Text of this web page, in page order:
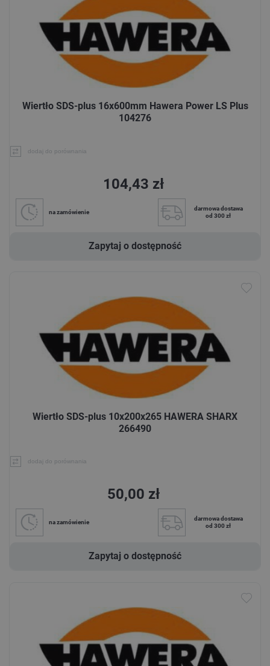
Wiertło SDS-plus 16x600mm Hawera Power LS Plus
104276
dodaj do porównania
104,43 zł
na zamówienie
darmowa dostawa
od 300 zł
Zapytaj o dostępność
Wiertło SDS-plus 10x200x265 HAWERA SHARX
266490
dodaj do porównania
50,00 zł
na zamówienie
darmowa dostawa
od 300 zł
Zapytaj o dostępność